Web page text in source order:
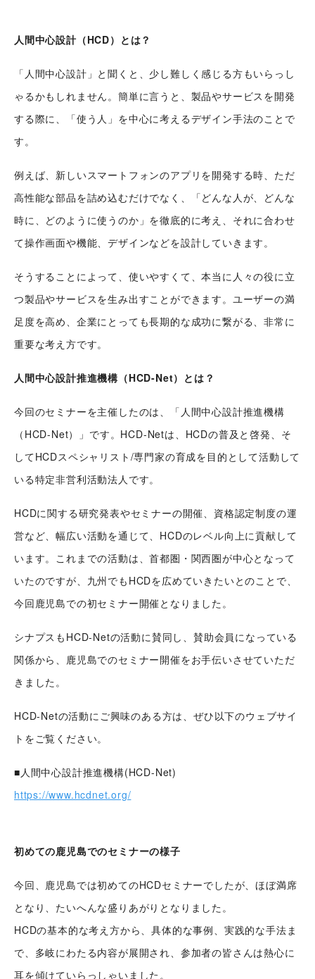
人間中心設計（HCD）とは？
「人間中心設計」と聞くと、少し難しく感じる方もいらっし
ゃるかもしれません。簡単に言うと、製品やサービスを開発
する際に、「使う人」を中心に考えるデザイン手法のことで
す。
例えば、新しいスマートフォンのアプリを開発する時、ただ
高性能な部品を詰め込むだけでなく、「どんな人が、どんな
時に、どのように使うのか」を徹底的に考え、それに合わせ
て操作画面や機能、デザインなどを設計していきます。
そうすることによって、使いやすくて、本当に人々の役に立
つ製品やサービスを生み出すことができます。ユーザーの満
足度を高め、企業にとっても長期的な成功に繋がる、非常に
重要な考え方です。
人間中心設計推進機構（HCD-Net）とは？
今回のセミナーを主催したのは、「人間中心設計推進機構
（HCD-Net）」です。HCD-Netは、HCDの普及と啓発、そ
してHCDスペシャリスト/専門家の育成を目的として活動して
いる特定非営利活動法人です。
HCDに関する研究発表やセミナーの開催、資格認定制度の運
営など、幅広い活動を通じて、HCDのレベル向上に貢献して
います。これまでの活動は、首都圏・関西圏が中心となって
いたのですが、九州でもHCDを広めていきたいとのことで、
今回鹿児島での初セミナー開催となりました。
シナプスもHCD-Netの活動に賛同し、賛助会員になっている
関係から、鹿児島でのセミナー開催をお手伝いさせていただ
きました。
HCD-Netの活動にご興味のある方は、ぜひ以下のウェブサイ
トをご覧ください。
■人間中心設計推進機構(HCD-Net)
https://www.hcdnet.org/
初めての鹿児島でのセミナーの様子
今回、鹿児島では初めてのHCDセミナーでしたが、ほぼ満席
となり、たいへんな盛りあがりとなりました。
HCDの基本的な考え方から、具体的な事例、実践的な手法ま
で、多岐にわたる内容が展開され、参加者の皆さんは熱心に
耳を傾けていらっしゃいました。